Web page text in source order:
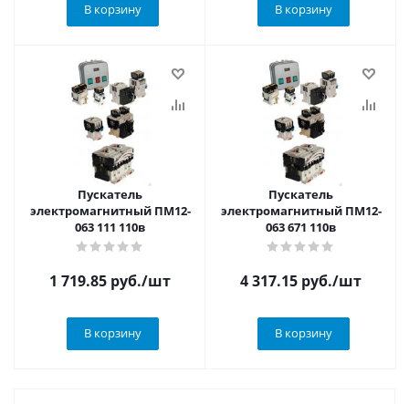
В корзину В корзину
Пускатель
электромагнитный ПМ12-
063 111 110в
1 719.85 руб./шт
В корзину
Пускатель
электромагнитный ПМ12-
063 671 110в
4 317.15 руб./шт
В корзину